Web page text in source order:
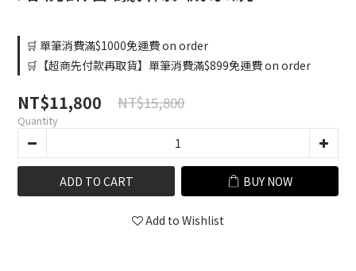
🛒 單筆消費滿$1000免運費 on order
🛒【超商先付款再取貨】單筆消費滿$899免運費 on order
NT$11,800 NT$15,800
Quantity
ADD TO CART BUY NOW
Add to Wishlist